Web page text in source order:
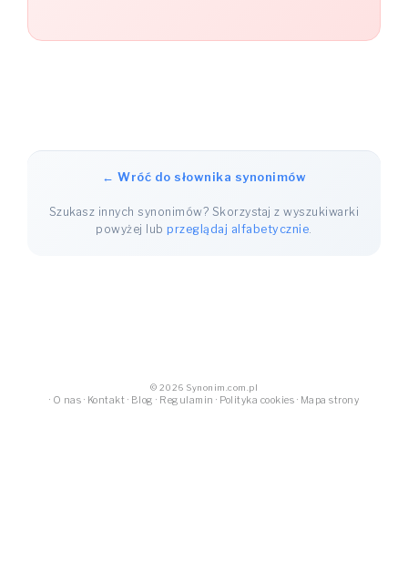
← Wróć do słownika synonimów
Szukasz innych synonimów? Skorzystaj z wyszukiwarki
powyżej lubprzeglądaj alfabetycznie.
© 2026 Synonim.com.pl
· O nas · Kontakt · Blog · Regulamin · Polityka cookies · Mapa strony